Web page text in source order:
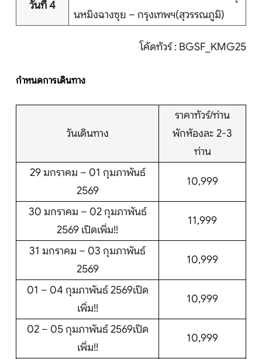
วันที่ 4
นหมิงฉางซุย – กรุงเทพฯ(สุวรรณภูมิ)
โค้ดทัวร์ : BGSF_KMG25
กำหนดการเดินทาง
วันเดินทาง
ราคาทัวร์/ท่าน
พักห้องละ 2-3
ท่าน
29 มกราคม – 01 กุมภาพันธ์
2569
10,999
30 มกราคม – 02 กุมภาพันธ์
2569 เปิดเพิ่ม!!
11,999
31 มกราคม – 03 กุมภาพันธ์
2569
10,999
01 – 04 กุมภาพันธ์ 2569เปิด
เพิ่ม!!
10,999
02 – 05 กุมภาพันธ์ 2569เปิด
เพิ่ม!!
10,999